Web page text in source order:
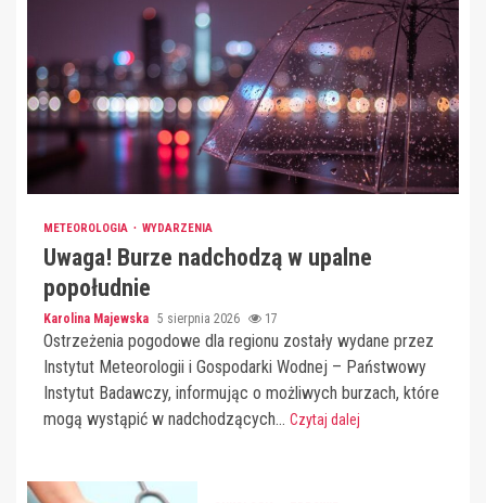
METEOROLOGIA WYDARZENIA
Uwaga! Burze nadchodzą w upalne
popołudnie
Karolina Majewska 5 sierpnia 2026 17
Ostrzeżenia pogodowe dla regionu zostały wydane przez
Instytut Meteorologii i Gospodarki Wodnej – Państwowy
Instytut Badawczy, informując o możliwych burzach, które
mogą wystąpić w nadchodzących... Czytaj dalej